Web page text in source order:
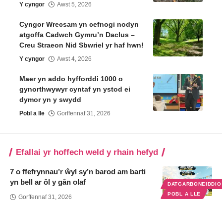
Y cyngor Awst 5, 2026
Cyngor Wrecsam yn cefnogi nodyn
atgoffa Cadwch Gymru’n Daclus –
Creu Straeon Nid Sbwriel yr haf hwn!
Y cyngor Awst 4, 2026
Maer yn addo hyfforddi 1000 o
gynorthwywyr cyntaf yn ystod ei
dymor yn y swydd
Pobl a lle Gorffennaf 31, 2026
Efallai yr hoffech weld y rhain hefyd
POBL A LLE
7 o ffefrynnau’r ŵyl sy’n barod am barti
yn bell ar ôl y gân olaf
Gorffennaf 31, 2026